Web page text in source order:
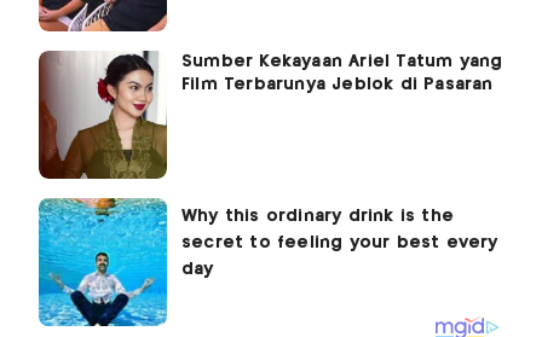
Sumber Kekayaan Ariel Tatum yang
Film Terbarunya Jeblok di Pasaran